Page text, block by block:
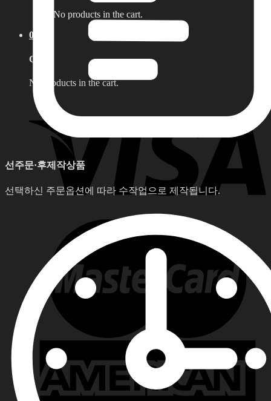
No products in the cart.
0
Cart
No products in the cart.
선주문·후제작상품
선택하신 주문옵션에 따라 수작업으로 제작됩니다.